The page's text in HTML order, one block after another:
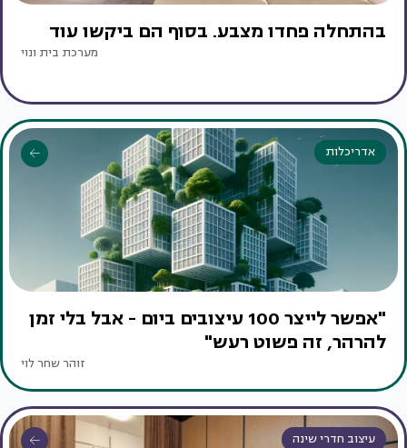
בהתחלה פחדו מצבע. בסוף הם ביקשו עוד
מערכת בית ונוי
אדריכלות
"אפשר לייצר 100 עיצובים ביום - אבל בלי זמן
להרהר, זה פשוט רעש"
זוהר שחר לוי
עיצוב חדרי שינה